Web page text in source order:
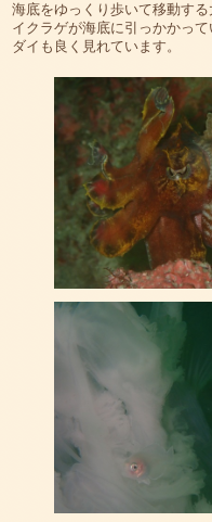
海底をゆっくり歩いて移動す
イクラゲが海底に引っかかっ
ダイも良く見れています。